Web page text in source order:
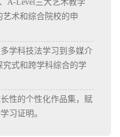
A-Level三大艺术教学
术和综合院校的申
学科技法学习到多媒介
式和跨学科综合的学
性的个性化作品集，赋
习证明。